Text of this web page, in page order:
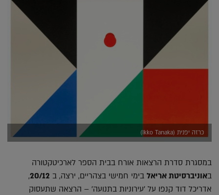
כרזה יפנית (Ikko Tanaka)
במסגרת סדרת הרצאות אורח בבית הספר לארכיטקטורה
באוניברסיטת אריאל בימי חמישי בצהריים, ירצה, ב 20/12
,
אדריכל דוד קנפו על 'עירוניות בתנועה' – הרצאה שתעסוק